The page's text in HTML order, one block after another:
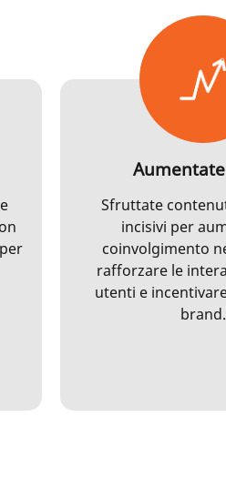
Sfruttate
incisivi per
coinvolgimento
rafforzare le
utenti e
brand.